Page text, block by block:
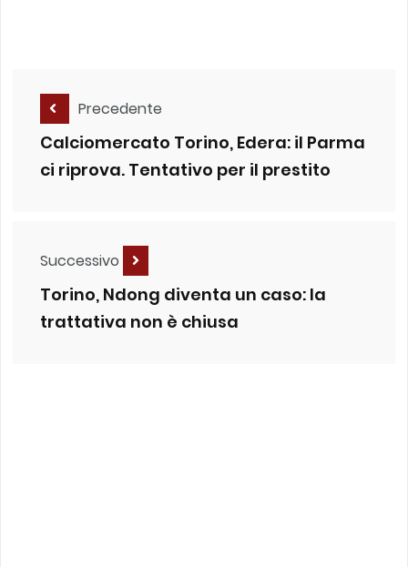
Precedente
Calciomercato Torino, Edera: il Parma
ci riprova. Tentativo per il prestito
Successivo
Torino, Ndong diventa un caso: la
trattativa non è chiusa